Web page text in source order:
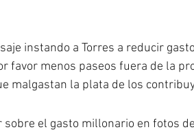
instando a Torres a reducir
favor menos paseos fuera de la
malgastan la plata de los